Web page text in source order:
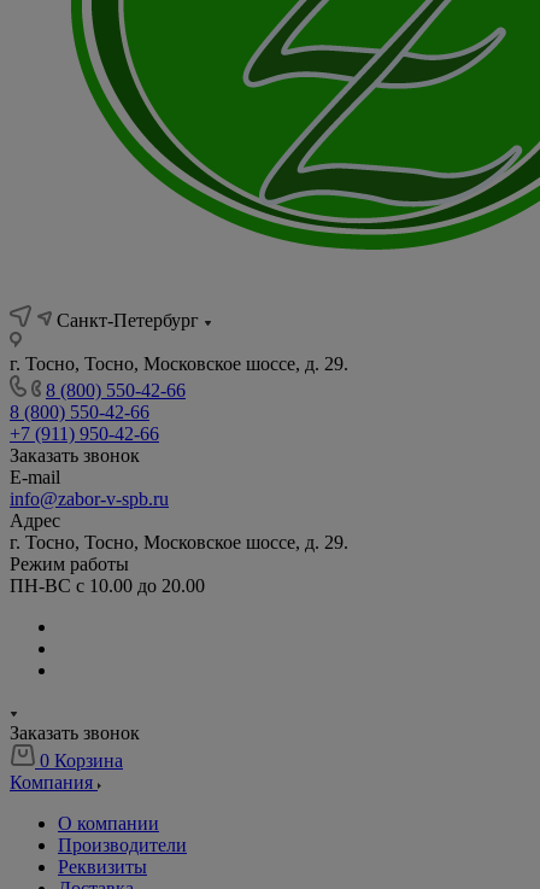
Санкт-Петербург
г. Тосно, Тосно, Московское шоссе, д. 29.
8 (800) 550-42-66
8 (800) 550-42-66
+7 (911) 950-42-66
Заказать звонок
E-mail
info@zabor-v-spb.ru
Адрес
г. Тосно, Тосно, Московское шоссе, д. 29.
Режим работы
ПН-ВС с 10.00 до 20.00
Заказать звонок
0 Корзина
Компания
О компании
Производители
Реквизиты